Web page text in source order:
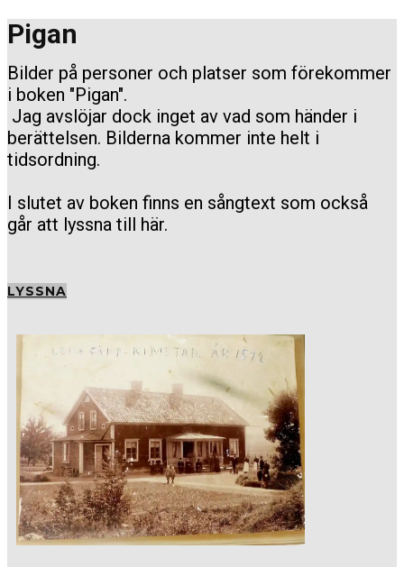
Pigan
Bilder på personer och platser som förekommer
i boken "Pigan".
Jag avslöjar dock inget av vad som händer i
berättelsen. Bilderna kommer inte helt i
tidsordning.
I slutet av boken finns en sångtext som också
går att lyssna till här.
LYSSNA